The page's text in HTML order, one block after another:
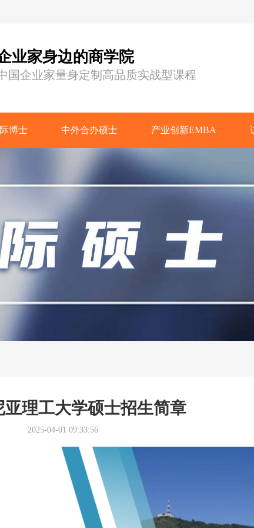
业家身边的商学院
国企业家量身定制高品质实战型课程
博士 中外合办硕士 产业创新EMBA
亚理工大学硕士招生简章
2025-04-01 09:33:56